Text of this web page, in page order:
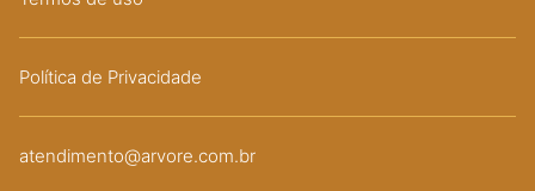
Política de Privacidade
atendimento@arvore.com.br